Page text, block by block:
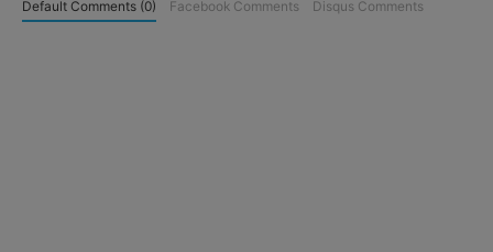
Default Comments (0) Facebook Comments Disqus Comments